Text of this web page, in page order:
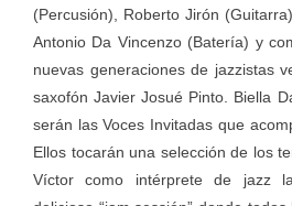
(Percusión), Roberto Jirón
Antonio Da Vincenzo (Batería) y
nuevas generaciones de jazzistas
saxofón Javier Josué Pinto. Biella
serán las Voces Invitadas que
Ellos tocarán una selección de los
Víctor como intérprete de jazz